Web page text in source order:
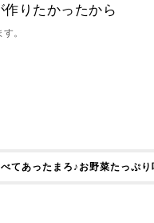
りたかったから
。
てあったまろ♪お野菜たっぷ